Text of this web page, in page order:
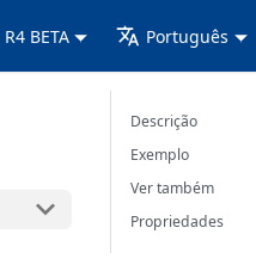
R4 BETA Português
Descrição
Exemplo
Ver também
Propriedades